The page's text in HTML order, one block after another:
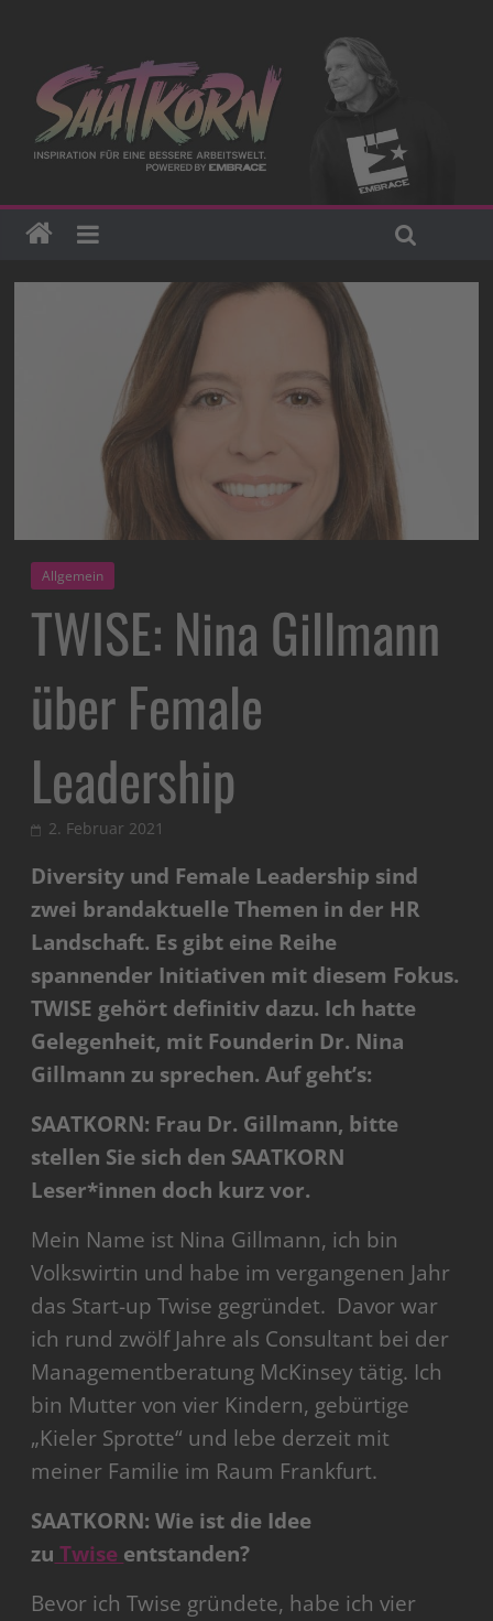
Allgemein
TWISE: Nina Gillmann
über Female
Leadership
2. Februar 2021
Diversity und Female Leadership sind
zwei brandaktuelle Themen in der HR
Landschaft. Es gibt eine Reihe
spannender Initiativen mit diesem Fokus.
TWISE gehört definitiv dazu. Ich hatte
Gelegenheit, mit Founderin Dr. Nina
Gillmann zu sprechen. Auf geht’s:
SAATKORN: Frau Dr. Gillmann, bitte
stellen Sie sich den SAATKORN
Leser*innen doch kurz vor.
Mein Name ist Nina Gillmann, ich bin
Volkswirtin und habe im vergangenen Jahr
das Start-up Twise gegründet. Davor war
ich rund zwölf Jahre als Consultant bei der
Managementberatung McKinsey tätig. Ich
bin Mutter von vier Kindern, gebürtige
„Kieler Sprotte“ und lebe derzeit mit
meiner Familie im Raum Frankfurt.
SAATKORN: Wie ist die Idee
zu Twise entstanden?
Bevor ich Twise gründete, habe ich vier